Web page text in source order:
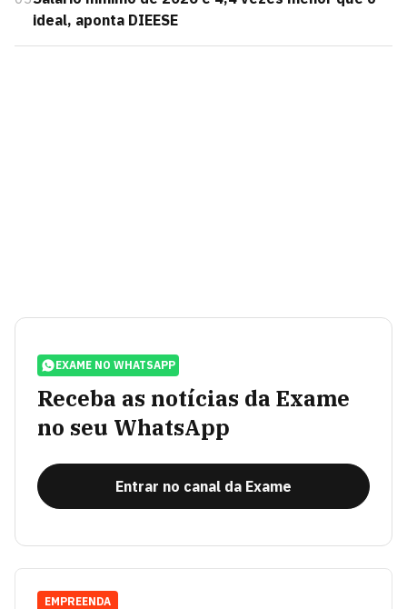
ideal, aponta DIEESE
EXAME NO WHATSAPP
Receba as notícias da Exame
no seu WhatsApp
Entrar no canal da Exame
EMPREENDA